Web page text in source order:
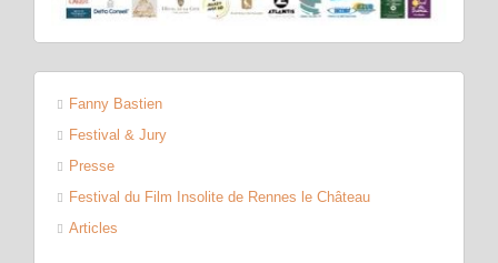
Fanny Bastien
Festival & Jury
Presse
Festival du Film Insolite de Rennes le Château
Articles